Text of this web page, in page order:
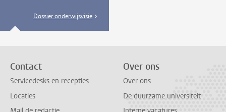
Dossier onderwijsvisie
Contact
Servicedesks en recepties
Locaties
Over ons
Over ons
De duurzame universiteit